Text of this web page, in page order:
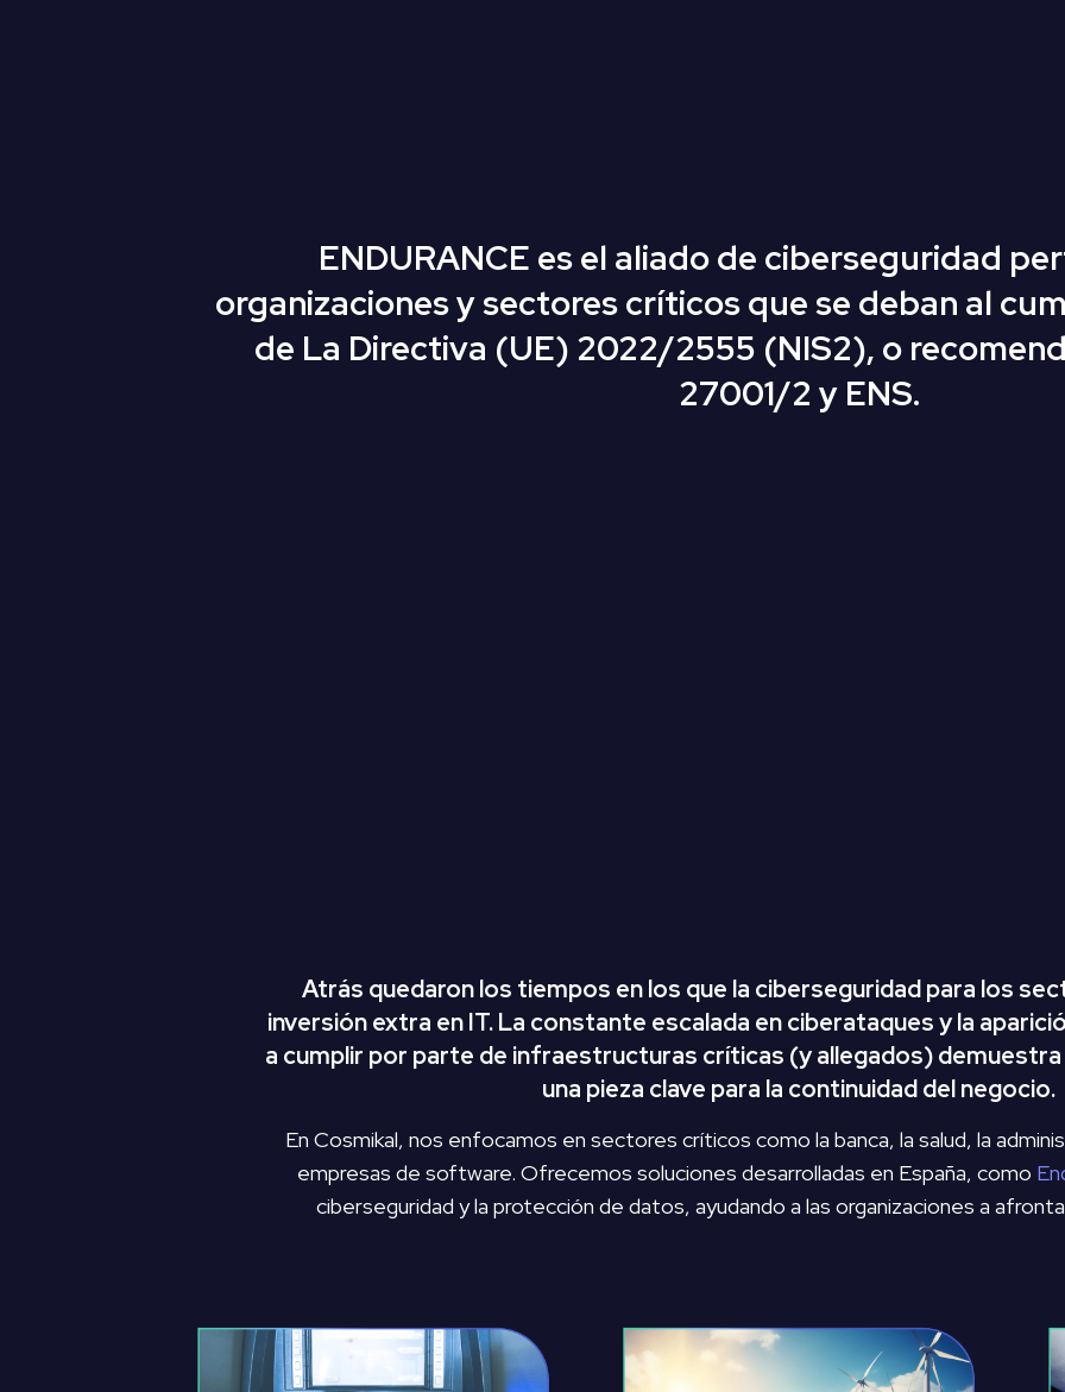
ENDURANCE es el aliado de ciberseguridad
organizaciones y sectores críticos que se deban al
de La Directiva (UE) 2022/2555 (NIS2), o
27001/2 y ENS.
Atrás quedaron los tiempos en los que la ciberseguridad para los
inversión extra en IT. La constante escalada en ciberataques y la
a cumplir por parte de infraestructuras críticas (y allegados) demuestra
una pieza clave para la continuidad del negocio.
En Cosmikal, nos enfocamos en sectores críticos como la banca, la salud, la
empresas de software. Ofrecemos soluciones desarrolladas en España, como
ciberseguridad y la protección de datos, ayudando a las organizaciones a